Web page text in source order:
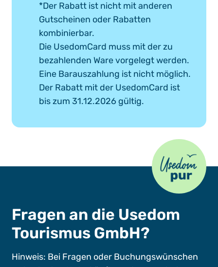
*Der Rabatt ist nicht mit anderen
Gutscheinen oder Rabatten
kombinierbar.
Die UsedomCard muss mit der zu
bezahlenden Ware vorgelegt werden.
Eine Barauszahlung ist nicht möglich.
Der Rabatt mit der UsedomCard ist
bis zum 31.12.2026 gültig.
Usedom Pur
Fragen an die Usedom
Tourismus GmbH?
Hinweis: Bei Fragen oder Buchungswünschen